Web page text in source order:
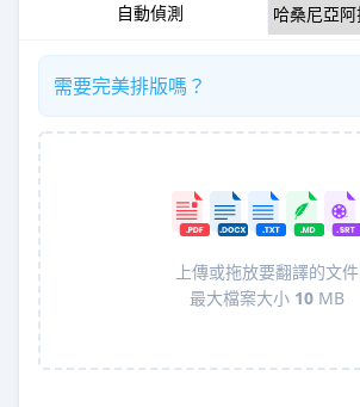
自動偵測
需要完美排版嗎？
上傳或拖放要翻譯的文件
最大檔案大小 10 MB